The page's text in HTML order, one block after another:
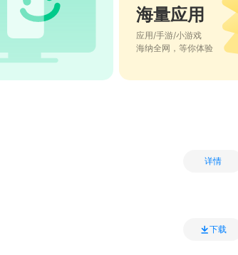
海量应用
应用/手游/小游戏
海纳全网，等你体验
详情
下载